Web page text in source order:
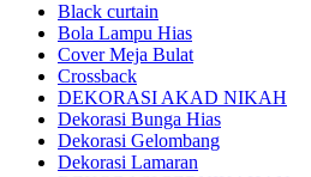
Black curtain
Bola Lampu Hias
Cover Meja Bulat
Crossback
DEKORASI AKAD NIKAH
Dekorasi Bunga Hias
Dekorasi Gelombang
Dekorasi Lamaran